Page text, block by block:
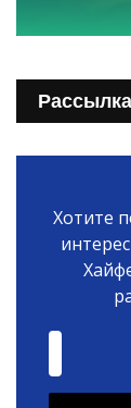
Хотите